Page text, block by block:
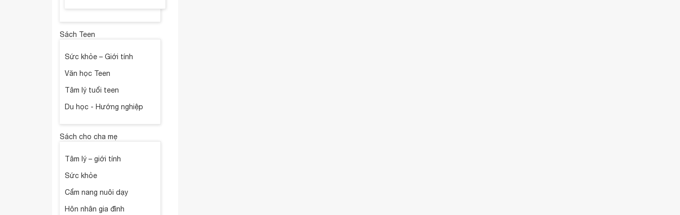
Sách Teen
Sức khỏe – Giới tính
Văn học Teen
Tâm lý tuổi teen
Du học - Hướng nghiệp
Sách cho cha mẹ
Tâm lý – giới tính
Sức khỏe
Cẩm nang nuôi dạy
Hôn nhân gia đình